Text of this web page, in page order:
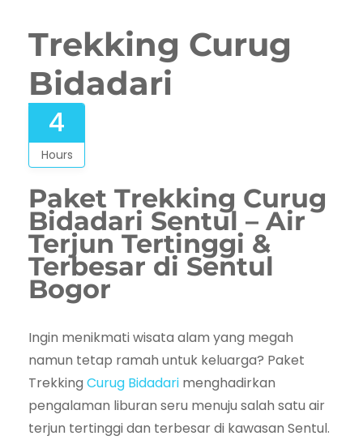
Trekking Curug
Bidadari
4
Hours
Paket Trekking Curug
Bidadari Sentul – Air
Terjun Tertinggi &
Terbesar di Sentul
Bogor
Ingin menikmati wisata alam yang megah
namun tetap ramah untuk keluarga? Paket
Trekking Curug Bidadari menghadirkan
pengalaman liburan seru menuju salah satu air
terjun tertinggi dan terbesar di kawasan Sentul.